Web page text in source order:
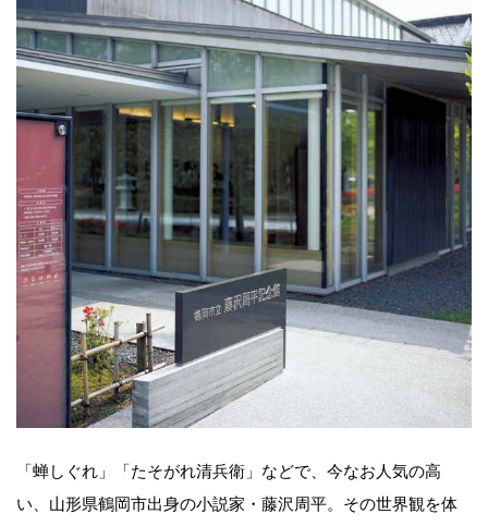
「蝉しぐれ」「たそがれ清兵衛」などで、今なお人気の高
い、山形県鶴岡市出身の小説家・藤沢周平。その世界観を体